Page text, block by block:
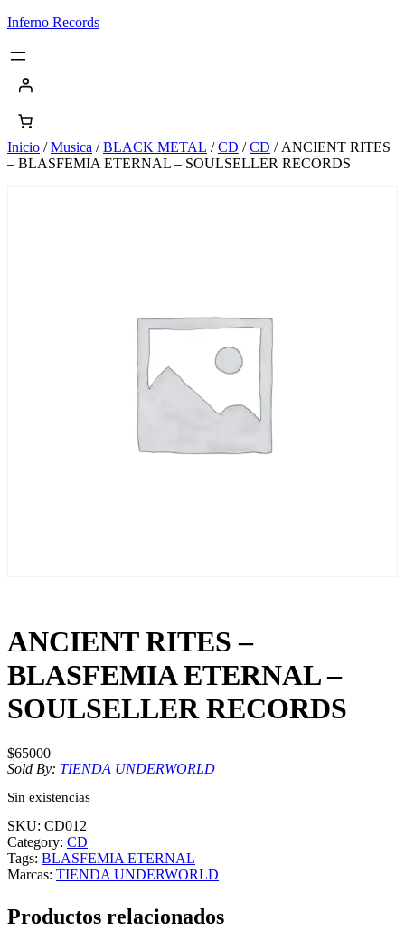
Saltar
contenido
Inferno Records
Inicio /Musica /BLACK METAL /CD /CD / ANCIENT RITES
– BLASFEMIA ETERNAL – SOULSELLER RECORDS
ANCIENT RITES –
BLASFEMIA ETERNAL –
SOULSELLER RECORDS
$65000
Sold By: TIENDA UNDERWORLD
Sin existencias
SKU: CD012
Category: CD
Tags: BLASFEMIA ETERNAL
Marcas: TIENDA UNDERWORLD
Productos relacionados